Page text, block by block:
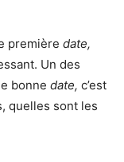
première date,
Un des
bonne date, c’est
quelles sont les